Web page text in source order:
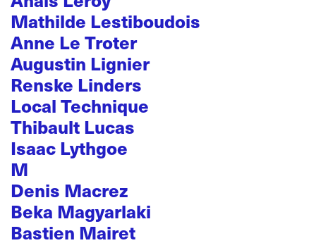
Mathilde Lestiboudois
Anne Le Troter
Augustin Lignier
Renske Linders
Local Technique
Thibault Lucas
Isaac Lythgoe
M
Denis Macrez
Beka Magyarlaki
Bastien Mairet